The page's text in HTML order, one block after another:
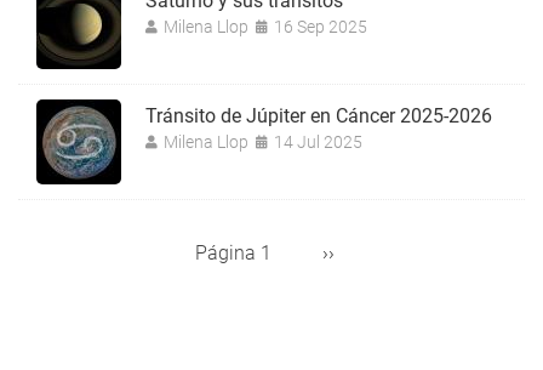
Milena Llop 16 Sep 2025
Tránsito de Júpiter en Cáncer 2025-2026
Milena Llop 14 Jul 2025
Página 1
Siguiente
››